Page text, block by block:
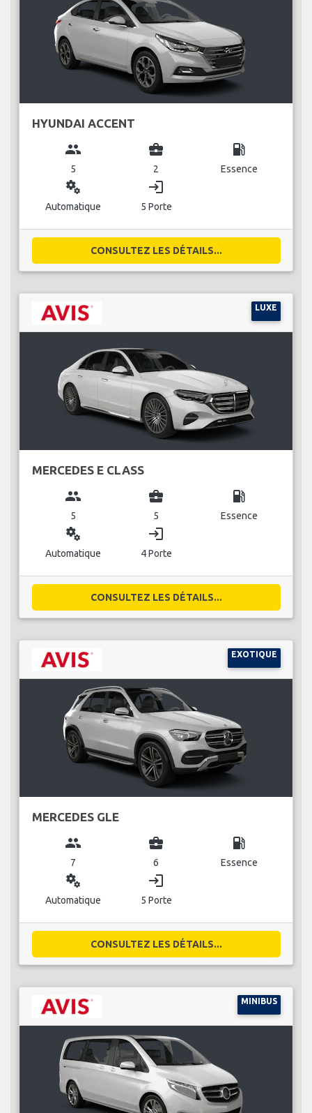
HYUNDAI ACCENT
group
5
business_center
2
local_gas_station
Essence
miscellaneous_services
Automatique
login
5 Porte
CONSULTEZ LES DÉTAILS...
LUXE
MERCEDES E CLASS
group
5
business_center
5
local_gas_station
Essence
miscellaneous_services
Automatique
login
4 Porte
CONSULTEZ LES DÉTAILS...
EXOTIQUE
MERCEDES GLE
group
7
business_center
6
local_gas_station
Essence
miscellaneous_services
Automatique
login
5 Porte
CONSULTEZ LES DÉTAILS...
MINIBUS